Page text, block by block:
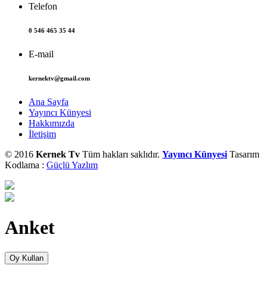
Telefon
0 546 465 35 44
E-mail
kernektv@gmail.com
Ana Sayfa
Yayıncı Künyesi
Hakkımızda
İletişim
© 2016 Kernek Tv Tüm hakları saklıdır. Yayıncı Künyesi Tasarım
Kodlama : Güçlü Yazlım
Anket